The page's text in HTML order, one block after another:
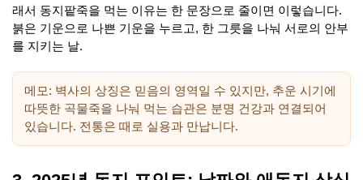
래서 동지팥죽을 먹는 이유는 한 문장으로 줄이면 이렇습니다.
붉은 기운으로 나쁜 기운을 누르고, 한 그릇을 나눠 서로의 안부
를 지키는 날.
메모: 벽사의 상징은 믿음의 영역일 수 있지만, 추운 시기에
따뜻한 곡물죽을 나눠 먹는 습관은 분명 건강과 연결되어
있습니다. 전통은 때로 실용과 만납니다.